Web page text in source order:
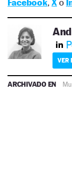
Facebook, Xo
VER
ARCHIVADO EN